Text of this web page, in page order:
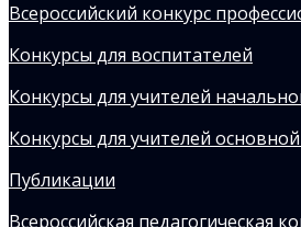
Всероссийский конкурс
Конкурсы для воспитателей
Конкурсы для учителей
Конкурсы для учителей
Публикации
Всероссийская педагогическая